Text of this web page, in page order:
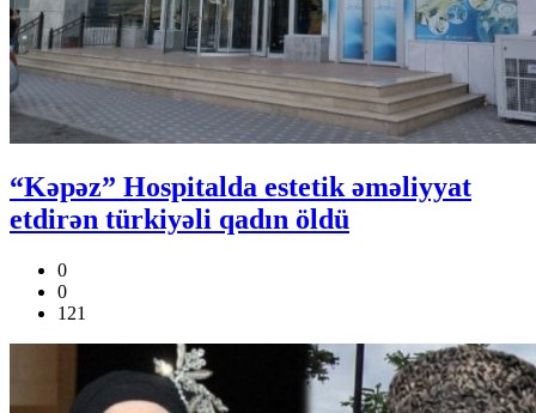
“Kəpəz” Hospitalda estetik əməliyyat
etdirən türkiyəli qadın öldü
0
0
121